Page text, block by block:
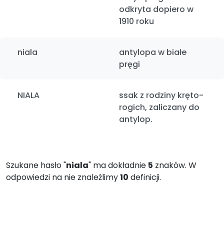
odkryta dopiero w
1910 roku
niala
antylopa w białe
pręgi
NIALA
ssak z rodziny kręto-
rogich, zaliczany do
antylop.
Szukane hasło "niala" ma dokładnie 5 znaków. W
odpowiedzi na nie znaleźlimy10 definicji.